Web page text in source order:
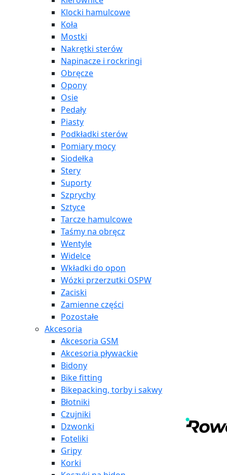
Klocki hamulcowe
Koła
Mostki
Nakrętki sterów
Napinacze i rockringi
Obręcze
Opony
Osie
Pedały
Piasty
Podkładki sterów
Pomiary mocy
Siodełka
Stery
Suporty
Szprychy
Sztyce
Tarcze hamulcowe
Taśmy na obręcz
Wentyle
Widelce
Wkładki do opon
Wózki przerzutki OSPW
Zaciski
Zamienne części
Pozostałe
Akcesoria
Akcesoria GSM
Akcesoria pływackie
Bidony
Bike fitting
Bikepacking, torby i sakwy
Błotniki
Czujniki
Dzwonki
Foteliki
Gripy
Korki